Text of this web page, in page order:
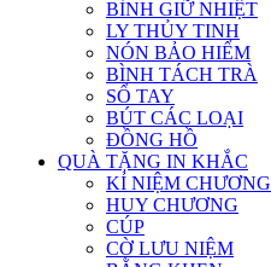
BÌNH GIỮ NHIỆT
LY THỦY TINH
NÓN BẢO HIỂM
BÌNH TÁCH TRÀ
SỔ TAY
BÚT CÁC LOẠI
ĐỒNG HỒ
QUÀ TẶNG IN KHẮC
KỈ NIỆM CHƯƠNG
HUY CHƯƠNG
CÚP
CỜ LƯU NIỆM